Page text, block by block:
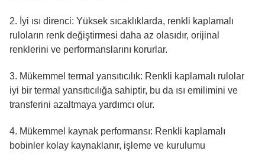
2. İyi ısı direnci: Yüksek sıcaklıklarda, renkli kaplamalı
ruloların renk değiştirmesi daha az olasıdır, orijinal
renklerini ve performanslarını korurlar.
3. Mükemmel termal yansıtıcılık: Renkli kaplamalı rulolar
iyi bir termal yansıtıcılığa sahiptir, bu da ısı emilimini ve
transferini azaltmaya yardımcı olur.
4. Mükemmel kaynak performansı: Renkli kaplamalı
bobinler kolay kaynaklanır, işleme ve kurulumu